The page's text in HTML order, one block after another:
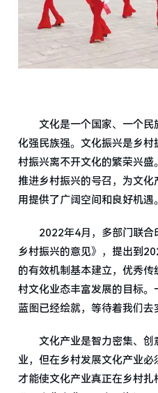
文化是一个国家、一个民
化强民族强。文化振兴是乡
村振兴离不开文化的繁荣兴
推进乡村振兴的号召，为文
用提供了广阔空间和良好机遇。
2022年4月，多部门联合
乡村振兴的意见》，提出到
的有效机制基本建立，优秀
村文化业态丰富发展的目标
蓝图已经绘就，等待着我们去
文化产业是智力密集、创
业，但在乡村发展文化产业必
才能使文化产业真正在乡村